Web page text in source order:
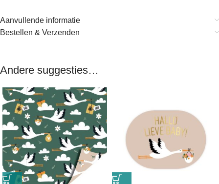
Aanvullende informatie
Bestellen & Verzenden
Andere suggesties…